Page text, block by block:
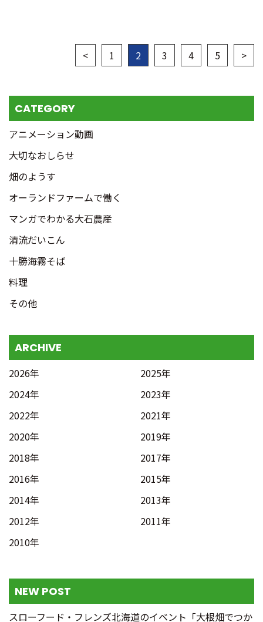
< 1 2 3 4 5 >
CATEGORY
アニメーション動画
大切なおしらせ
畑のようす
オーランドファームで働く
マンガでわかる大石農産
清流だいこん
十勝海霧そば
料理
その他
ARCHIVE
2026年
2025年
2024年
2023年
2022年
2021年
2020年
2019年
2018年
2017年
2016年
2015年
2014年
2013年
2012年
2011年
2010年
NEW POST
スローフード・フレンズ北海道のイベント「大根畑でつか